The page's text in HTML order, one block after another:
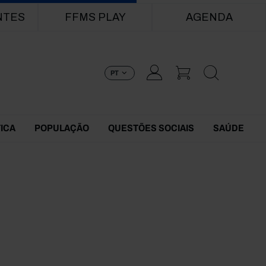
FFMS PLAY AGENDA
PT
POPULAÇÃO QUESTÕES SOCIAIS SAÚDE